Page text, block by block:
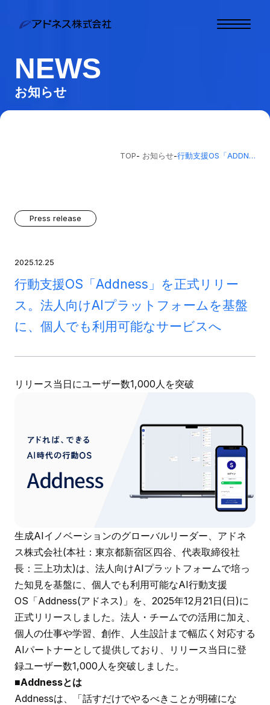
NEWS
お知らせ
TOP- お知らせ- 行動支援OS「ADDNESS」を正式リリース。法人向けAIプラットフォームを基盤に、個人でも利用可能なサービスへ
Press release
2025.12.25
行動支援OS「Addness」を正式リリー
ス。法人向けAIプラットフォームを基盤
に、個人でも利用可能なサービスへ
リリース当日にユーザー数1,000人を突破
生成AIイノベーションのグローバルリーダー、アドネ
ス株式会社(本社：東京都新宿区四谷、代表取締役社
長：三上功太)は、法人向けAIプラットフォームで培っ
た知見を基盤に、個人でも利用可能なAI行動支援
OS「Addness(アドネス)」を、2025年12月21日(日)に
正式リリースしました。法人・チームでの活用に加え、
個人の仕事や学習、創作、人生設計まで幅広く対応する
AIパートナーとして提供しており、リリース当日に登
録ユーザー数1,000人を突破しました。
■Addnessとは
Addnessは、「話すだけでやるべきことが明確にな